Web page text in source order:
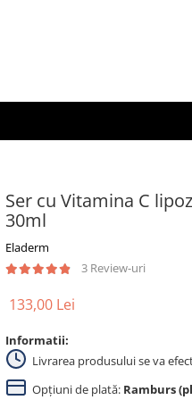
Ser cu Vitamina C
30ml
Eladerm
3 Review-uri
133,00 Lei
Informatii:
Livrarea produsului se va
Opțiuni de plată: Ramburs